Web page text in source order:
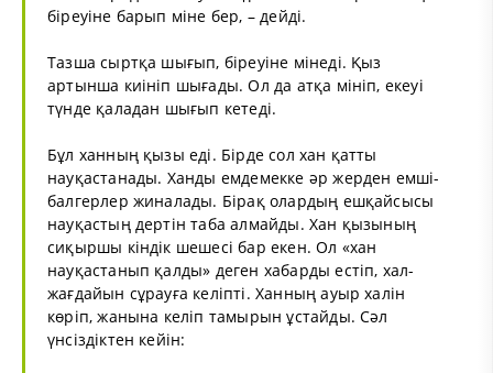
біреуіне барып міне бер, – дейді.
Тазша сыртқа шығып, біреуіне мінеді. Қыз
артынша киініп шығады. Ол да атқа мініп, екеуі
түнде қаладан шығып кетеді.
Бұл ханның қызы еді. Бірде сол хан қатты
науқастанады. Ханды емдемекке әр жерден емші-
балгерлер жиналады. Бірақ олардың ешқайсысы
науқастың дертін таба алмайды. Хан қызының
сиқыршы кіндік шешесі бар екен. Ол «хан
науқастанып қалды» деген хабарды естіп, хал-
жағдайын сұрауға келіпті. Ханның ауыр халін
көріп, жанына келіп тамырын ұстайды. Сәл
үнсіздіктен кейін: